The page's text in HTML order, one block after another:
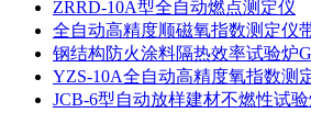
ZRRD-10A型全自动燃点测定仪
全自动高精度顺磁氧指数测定仪
钢结构防火涂料隔热效率试验炉
YZS-10A全自动高精度氧指数测
JCB-6型自动放样建材不燃性试